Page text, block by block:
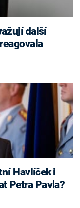
Petra Pavla?